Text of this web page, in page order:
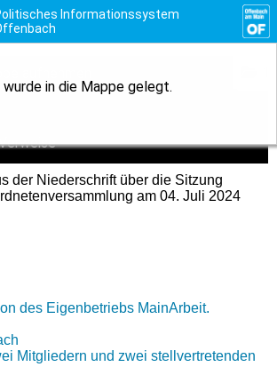
Informationssystem
in die Mappe gelegt.
aufnehmen
der Niederschrift über die Sitzung
am 04. Juli 2024
des Eigenbetriebs MainArbeit.
Mitgliedern und zwei stellvertretenden